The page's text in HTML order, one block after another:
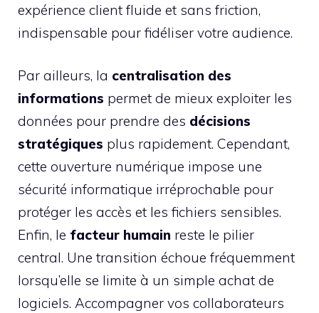
expérience client fluide et sans friction,
indispensable pour fidéliser votre audience.
Par ailleurs, la centralisation des
informations permet de mieux exploiter les
données pour prendre des décisions
stratégiques plus rapidement. Cependant,
cette ouverture numérique impose une
sécurité informatique irréprochable pour
protéger les accès et les fichiers sensibles.
Enfin, le facteur humain reste le pilier
central. Une transition échoue fréquemment
lorsqu’elle se limite à un simple achat de
logiciels. Accompagner vos collaborateurs